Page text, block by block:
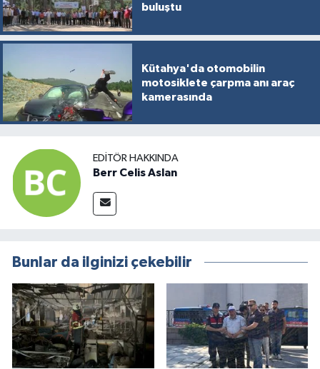
buluştu
Kütahya'da otomobilin
motosiklete çarpma anı araç
kamerasında
EDITÖR HAKKINDA
Berr Celis Aslan
Bunlar da ilginizi çekebilir